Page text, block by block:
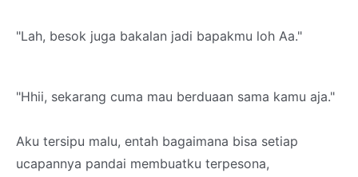
"Lah, besok juga bakalan jadi bapakmu loh Aa."
"Hhii, sekarang cuma mau berduaan sama kamu aja."
Aku tersipu malu, entah bagaimana bisa setiap
ucapannya pandai membuatku terpesona,